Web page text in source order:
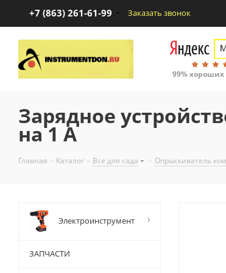
+7 (863) 261-61-99 Заказать звонок
99% хороших
Зарядное
на 1 А
Главная - Каталог - Все для сада - Опрыскиватель
Электроинструмент
ЗАПЧАСТИ